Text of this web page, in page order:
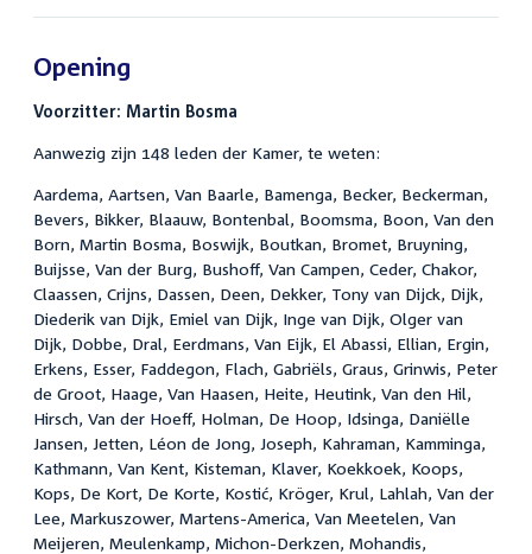
Opening
Voorzitter: Martin Bosma
Aanwezig zijn 148 leden der Kamer, te weten:
Aardema, Aartsen, Van Baarle, Bamenga, Becker, Beckerman,
Bevers, Bikker, Blaauw, Bontenbal, Boomsma, Boon, Van den
Born, Martin Bosma, Boswijk, Boutkan, Bromet, Bruyning,
Buijsse, Van der Burg, Bushoff, Van Campen, Ceder, Chakor,
Claassen, Crijns, Dassen, Deen, Dekker, Tony van Dijck, Dijk,
Diederik van Dijk, Emiel van Dijk, Inge van Dijk, Olger van
Dijk, Dobbe, Dral, Eerdmans, Van Eijk, El Abassi, Ellian, Ergin,
Erkens, Esser, Faddegon, Flach, Gabriëls, Graus, Grinwis, Peter
de Groot, Haage, Van Haasen, Heite, Heutink, Van den Hil,
Hirsch, Van der Hoeff, Holman, De Hoop, Idsinga, Daniëlle
Jansen, Jetten, Léon de Jong, Joseph, Kahraman, Kamminga,
Kathmann, Van Kent, Kisteman, Klaver, Koekkoek, Koops,
Kops, De Kort, De Korte, Kostić, Kröger, Krul, Lahlah, Van der
Lee, Markuszower, Martens-America, Van Meetelen, Van
Meijeren, Meulenkamp, Michon-Derkzen, Mohandis,